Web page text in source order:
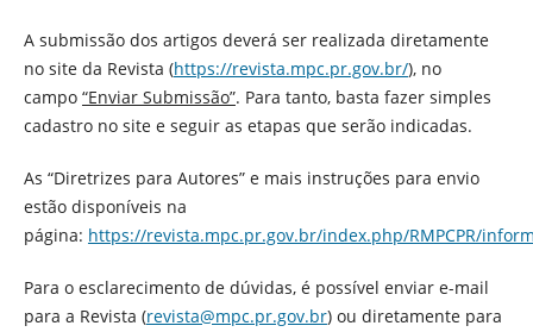
A submissão dos artigos deverá ser realizada diretamente
no site da Revista (https://revista.mpc.pr.gov.br/), no
campo “Enviar Submissão”. Para tanto, basta fazer simples
cadastro no site e seguir as etapas que serão indicadas.
As “Diretrizes para Autores” e mais instruções para envio
estão disponíveis na
página: https://revista.mpc.pr.gov.br/index.php/RMPCPR/
Para o esclarecimento de dúvidas, é possível enviar e-mail
para a Revista (revista@mpc.pr.gov.br) ou diretamente para